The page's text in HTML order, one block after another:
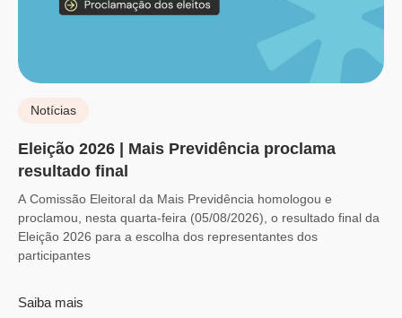
Notícias
Eleição 2026 | Mais Previdência proclama
resultado final
A Comissão Eleitoral da Mais Previdência homologou e
proclamou, nesta quarta-feira (05/08/2026), o resultado final da
Eleição 2026 para a escolha dos representantes dos
participantes
Saiba mais